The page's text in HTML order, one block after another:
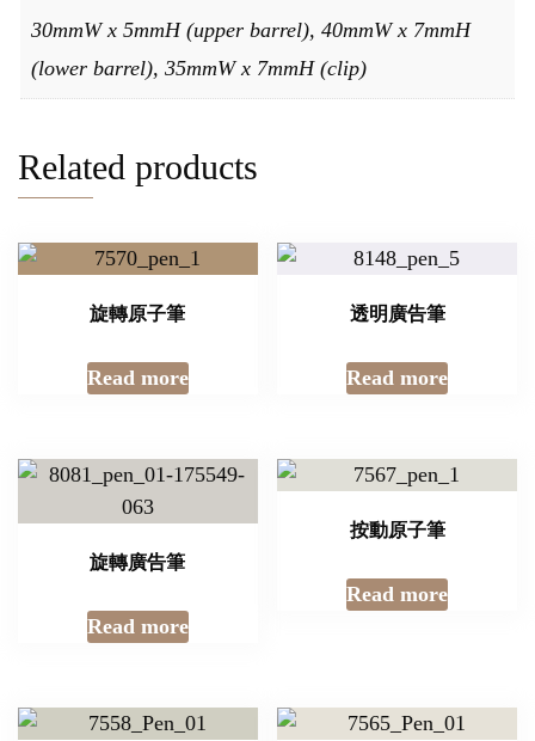
30mmW x 5mmH (upper barrel), 40mmW x 7mmH
(lower barrel), 35mmW x 7mmH (clip)
Related products
旋轉原子筆
Read more
透明廣告筆
Read more
旋轉廣告筆
Read more
按動原子筆
Read more